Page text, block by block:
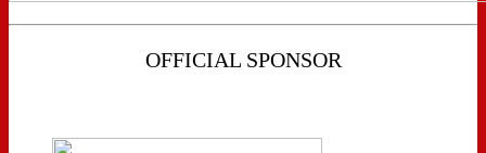
OFFICIAL SPONSOR